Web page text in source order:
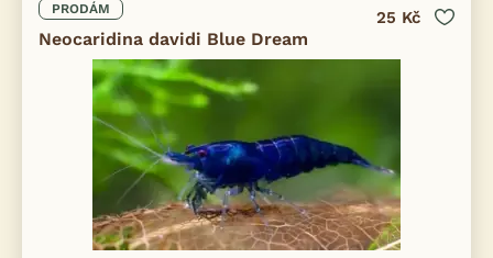
PRODÁM
Neocaridina davidi Blue Dream
25 Kč